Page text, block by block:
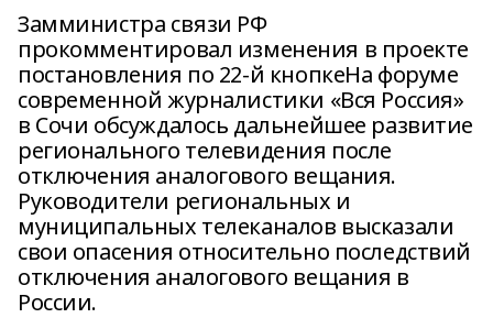
Замминистра связи РФ
прокомментировал изменения в проекте
постановления по 22-й кнопкеНа форуме
современной журналистики «Вся Россия»
в Сочи обсуждалось дальнейшее развитие
регионального телевидения после
отключения аналогового вещания.
Руководители региональных и
муниципальных телеканалов высказали
свои опасения относительно последствий
отключения аналогового вещания в
России.